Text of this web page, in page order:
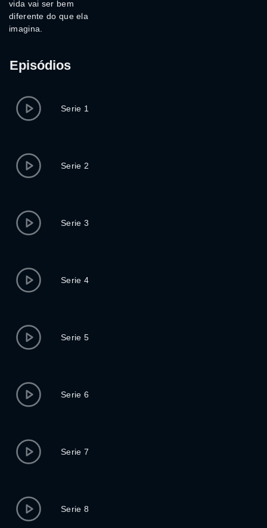
vida vai ser bem
diferente do que ela
imagina.
Episódios
Serie 1
Serie 2
Serie 3
Serie 4
Serie 5
Serie 6
Serie 7
Serie 8